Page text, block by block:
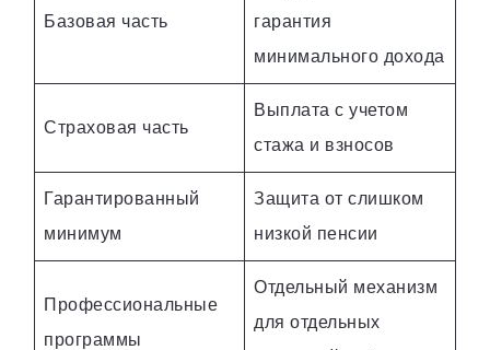
Базовая часть
гарантия
минимального дохода
Страховая часть
Выплата с учетом
стажа и взносов
Гарантированный
минимум
Защита от слишком
низкой пенсии
Профессиональные
программы
Отдельный механизм
для отдельных